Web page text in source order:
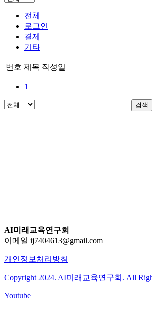
전체
로그인
결제
기타
번호 제목 작성일
1
검색
AI미래교육연구회
이메일 ij7404613@gmail.com
개인정보처리방침
Copyright 2024. AI미래교육연구회. All
Youtube